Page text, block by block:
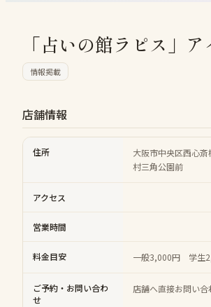
「占いの館ラピス」
情報掲載
店舗情報
住所
大阪市中央区西心
村三角公園前
アクセス
営業時間
料金目安 一般3,000円 学生
ご予約・お問い合わ
せ
店舗へ直接お問い